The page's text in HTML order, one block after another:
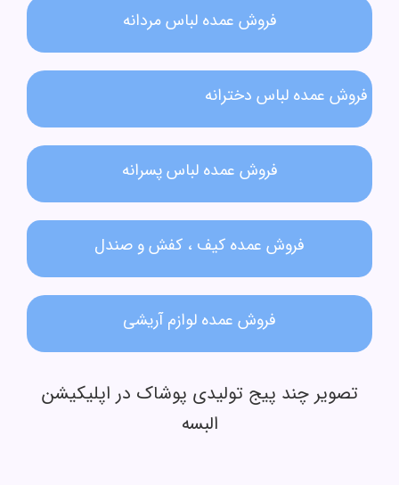
فروش عمده لباس مردانه​
فروش عمده لباس دخترانه​
فروش عمده لباس پسرانه
فروش عمده کیف ، کفش و صندل
فروش عمده لوازم آریشی
تصویر چند پیج تولیدی پوشاک در اپلیکیشن
البسه